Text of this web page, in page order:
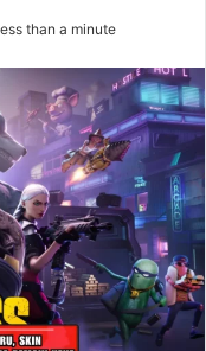
than a minute